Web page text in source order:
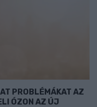
PROBLÉMÁKAT AZ
ÓZON AZ ÚJ